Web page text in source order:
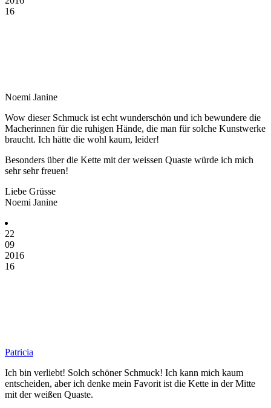
16
Noemi Janine
Wow dieser Schmuck ist echt wunderschön und ich bewundere die
Macherinnen für die ruhigen Hände, die man für solche Kunstwerke
braucht. Ich hätte die wohl kaum, leider!
Besonders über die Kette mit der weissen Quaste würde ich mich
sehr sehr freuen!
Liebe Grüsse
Noemi Janine
22
09
2016
16
Patricia
Ich bin verliebt! Solch schöner Schmuck! Ich kann mich kaum
entscheiden, aber ich denke mein Favorit ist die Kette in der Mitte
mit der weißen Quaste.